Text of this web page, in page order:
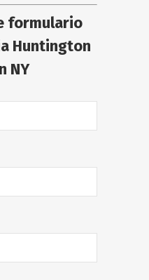
formulario
Huntington
NY